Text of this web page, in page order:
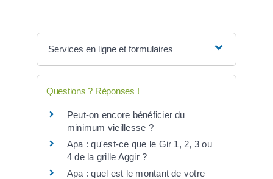
Services en ligne et formulaires
Questions ? Réponses !
Peut-on encore bénéficier du
minimum vieillesse ?
Apa : qu'est-ce que le Gir 1, 2, 3 ou
4 de la grille Aggir ?
Apa : quel est le montant de votre